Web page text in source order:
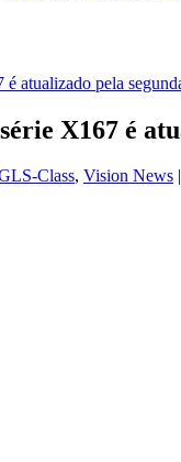
X167 é
Class, Vision News |